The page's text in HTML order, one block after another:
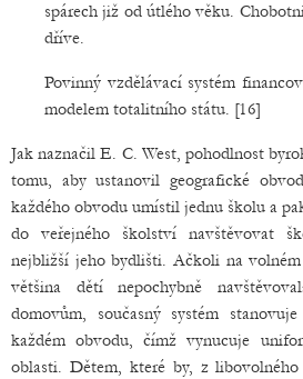
spárech již od útlého věku.
dříve.
Povinný vzdělávací systém
modelem totalitního státu. [16]
Jak naznačil E. C. West, pohodlnost
tomu, aby ustanovil geografické
každého obvodu umístil jednu školu a
do veřejného školství navštěvovat
nejbližší jeho bydlišti. Ačkoli na
většina dětí nepochybně
domovům, současný systém
každém obvodu, čímž vynucuje
oblasti. Dětem, které by, z